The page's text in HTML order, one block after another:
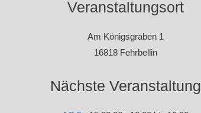
Veranstaltungsort
Am Königsgraben 1
16818 Fehrbellin
Nächste Veranstaltung